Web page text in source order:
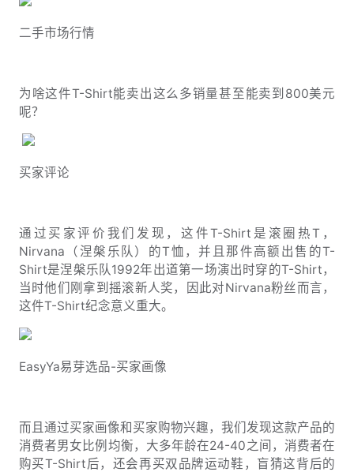
二手市场行情
为啥这件T-Shirt能卖出这么多销量甚至能卖到800美元
呢？
买家评论
通过买家评价我们发现，这件T-Shirt是滚圈热T，
Nirvana（涅槃乐队）的T恤，并且那件高额出售的T-
Shirt是涅槃乐队1992年出道第一场演出时穿的T-Shirt，
当时他们刚拿到摇滚新人奖，因此对Nirvana粉丝而言，
这件T-Shirt纪念意义重大。
EasyYa易芽选品-买家画像
而且通过买家画像和买家购物兴趣，我们发现这款产品的
消费者男女比例均衡，大多年龄在24-40之间，消费者在
购买T-Shirt后，还会再买双品牌运动鞋，盲猜这背后的